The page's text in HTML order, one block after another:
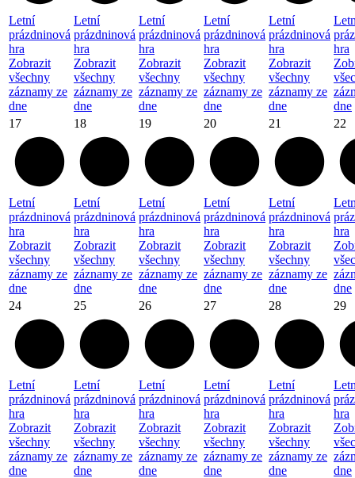
Letní
prázdninová
hra
Zobrazit
všechny
záznamy ze
dne
Letní
prázdninová
hra
Zobrazit
všechny
záznamy ze
dne
Letní
prázdninová
hra
Zobrazit
všechny
záznamy ze
dne
Letní
prázdninová
hra
Zobrazit
všechny
záznamy ze
dne
Letní
prázdninová
hra
Zobrazit
všechny
záznamy ze
dne
hra
dne
17
Letní
prázdninová
hra
Zobrazit
všechny
záznamy ze
dne
18
Letní
prázdninová
hra
Zobrazit
všechny
záznamy ze
dne
19
Letní
prázdninová
hra
Zobrazit
všechny
záznamy ze
dne
20
Letní
prázdninová
hra
Zobrazit
všechny
záznamy ze
dne
21
Letní
prázdninová
hra
Zobrazit
všechny
záznamy ze
dne
22
hra
dne
24
Letní
prázdninová
hra
Zobrazit
všechny
záznamy ze
dne
25
Letní
prázdninová
hra
Zobrazit
všechny
záznamy ze
dne
26
Letní
prázdninová
hra
Zobrazit
všechny
záznamy ze
dne
27
Letní
prázdninová
hra
Zobrazit
všechny
záznamy ze
dne
28
Letní
prázdninová
hra
Zobrazit
všechny
záznamy ze
dne
29
hra
dne